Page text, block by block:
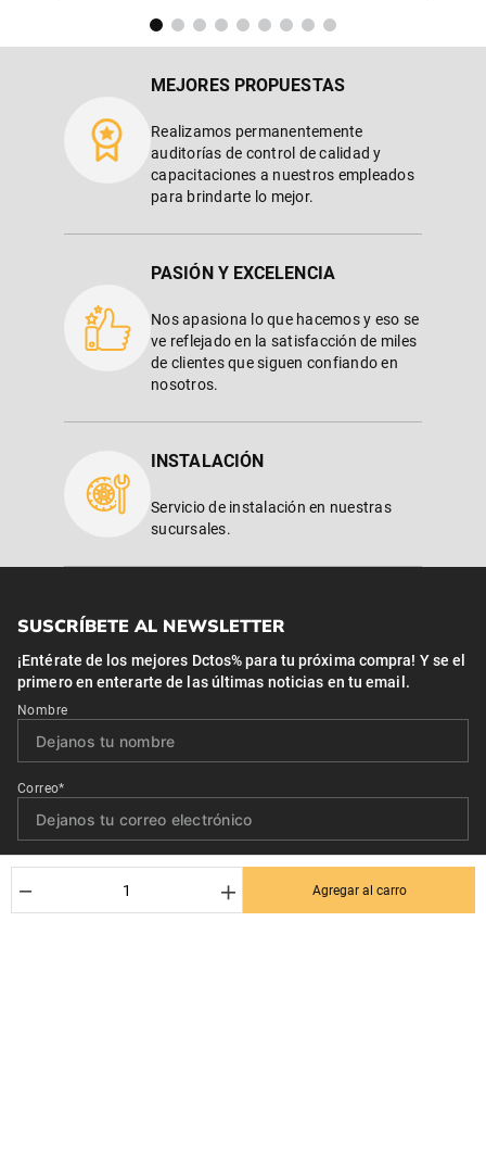
＋
－ Agregar al carro
MEJORES PROPUESTAS
Realizamos permanentemente
auditorías de control de calidad y
capacitaciones a nuestros empleados
para brindarte lo mejor.
PASIÓN Y EXCELENCIA
Nos apasiona lo que hacemos y eso se
ve reflejado en la satisfacción de miles
de clientes que siguen confiando en
nosotros.
INSTALACIÓN
Servicio de instalación en nuestras
sucursales.
SUSCRÍBETE AL NEWSLETTER
¡Entérate de los mejores Dctos% para tu próxima compra! Y se el
primero en enterarte de las últimas noticias en tu email.
Nombre
Correo*
Quiero recibir el newsletter con promociones.